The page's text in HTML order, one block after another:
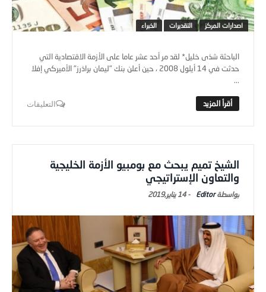
اصدارات المركز التقديرات الخبراء
الباحثة شذى خليل* لقد مر أحد عشر عاما على الأزمة الاقتصادية التي
حدثت في 14 أيلول 2008 ، حين أعلن بنك "ليمان براذرز" الأميركي إفلا
...
التعليقات
الشيخ تميم يبحث مع بومبيو الأزمة الخليجية
والتعاون الإستراتيجي
Editor
-14 يناير,2019